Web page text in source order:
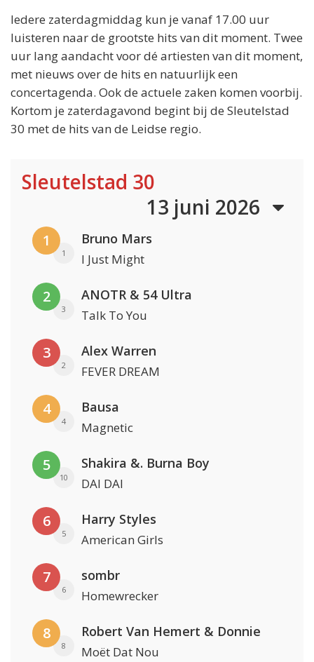
Iedere zaterdagmiddag kun je vanaf 17.00 uur
luisteren naar de grootste hits van dit moment. Twee
uur lang aandacht voor dé artiesten van dit moment,
met nieuws over de hits en natuurlijk een
concertagenda. Ook de actuele zaken komen voorbij.
Kortom je zaterdagavond begint bij de Sleutelstad
30 met de hits van de Leidse regio.
Sleutelstad 30
13 juni 2026
1
1
Bruno Mars
I Just Might
2
3
ANOTR & 54 Ultra
Talk To You
3
2
Alex Warren
FEVER DREAM
4
4
Bausa
Magnetic
5
10
Shakira &. Burna Boy
DAI DAI
6
5
Harry Styles
American Girls
7
6
sombr
Homewrecker
8
8
Robert Van Hemert & Donnie
Moët Dat Nou